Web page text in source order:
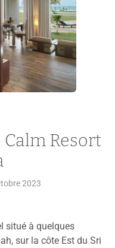
Resort
2023
situé à quelques
sur la côte Est du Sri